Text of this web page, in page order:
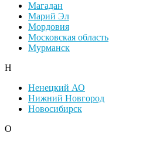
Магадан
Марий Эл
Мордовия
Московская область
Мурманск
Н
Ненецкий АО
Нижний Новгород
Новосибирск
О